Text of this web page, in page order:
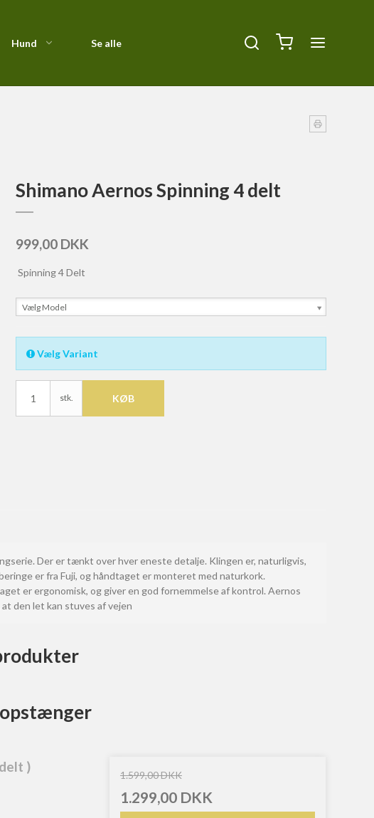
Hund
Orbiloc Safety Light
Se alle
Shimano Aernos Spinning 4 delt
999,00 DKK
Spinning 4 Delt
Vælg Model
Vælg Variant
stk. KØB
Der er tænkt over hver eneste detalje. Klingen er, naturligvis,
er fra Fuji, og håndtaget er monteret med naturkork.
er ergonomisk, og giver en god fornemmelse af kontrol. Aernos
den let kan stuves af vejen
)
1.599,00 DKK
1.299,00 DKK